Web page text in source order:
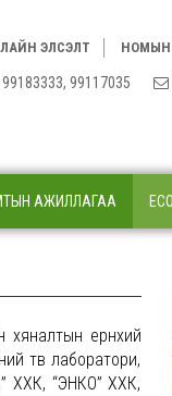
ЭЛСЭЛТ НОМЫН
99183333, 99117035
АЖИЛЛАГАА
ерөнхий
төв лаборатори,
ХХК, “ЭНКО” ХХК,